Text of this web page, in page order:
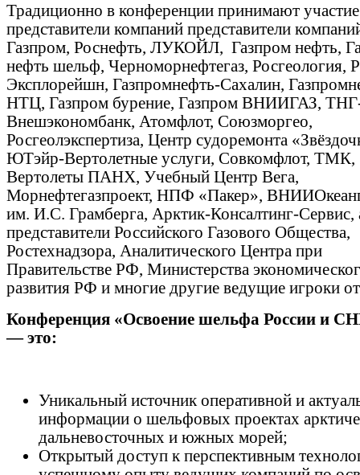
Традиционно в конференции принимают участие
представители компаний представители
Газпром, Роснефть, ЛУКОЙЛ, Газпром нефть,
нефть шельф, Черноморнефтегаз, Росгеология,
Эксплорейшн, Газпромнефть-Сахалин,
НТЦ, Газпром бурение, Газпром ВНИИГАЗ,
Внешэкономбанк, Атомфлот, Союзморгео,
Росгеолэкспертиза, Центр судоремонта
ЮТэйр-Вертолетные услуги, Совкомфлот, ТМК,
Вертолеты ПАНХ, Учебный Центр Вега,
Морнефтегазпроект, НПФ «Пакер»,
им. И.С. Грамберга, Арктик-Консалтинг-Сервис,
представители Российского Газового Общества,
Ростехнадзора, Аналитического Центра при
Правительстве РФ, Министерства
развития РФ и многие другие ведущие игроки
Конференция «Освоение шельфа России и
— это:
Уникальный источник оперативной и
информации о шельфовых проектах
дальневосточных и южных морей;
Открытый доступ к перспективным